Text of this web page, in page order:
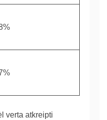
verta atkreipti